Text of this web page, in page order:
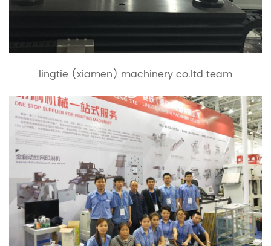
lingtie (xiamen) machinery co.ltd team